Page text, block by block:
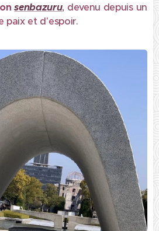
senbazuru, devenu depuis un
paix et d'espoir.